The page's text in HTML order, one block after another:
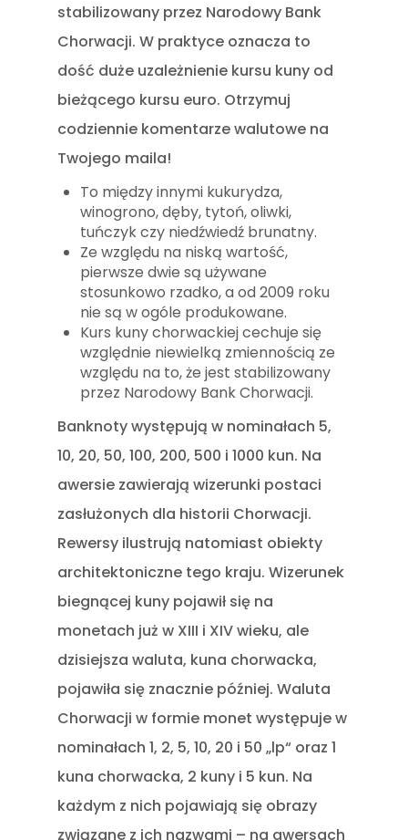
stabilizowany przez Narodowy Bank
Chorwacji. W praktyce oznacza to
dość duże uzależnienie kursu kuny od
bieżącego kursu euro. Otrzymuj
codziennie komentarze walutowe na
Twojego maila!
To między innymi kukurydza,
winogrono, dęby, tytoń, oliwki,
tuńczyk czy niedźwiedź brunatny.
Ze względu na niską wartość,
pierwsze dwie są używane
stosunkowo rzadko, a od 2009 roku
nie są w ogóle produkowane.
Kurs kuny chorwackiej cechuje się
względnie niewielką zmiennością ze
względu na to, że jest stabilizowany
przez Narodowy Bank Chorwacji.
Banknoty występują w nominałach 5,
10, 20, 50, 100, 200, 500 i 1000 kun. Na
awersie zawierają wizerunki postaci
zasłużonych dla historii Chorwacji.
Rewersy ilustrują natomiast obiekty
architektoniczne tego kraju. Wizerunek
biegnącej kuny pojawił się na
monetach już w XIII i XIV wieku, ale
dzisiejsza waluta, kuna chorwacka,
pojawiła się znacznie później. Waluta
Chorwacji w formie monet występuje w
nominałach 1, 2, 5, 10, 20 i 50 „lp“ oraz 1
kuna chorwacka, 2 kuny i 5 kun. Na
każdym z nich pojawiają się obrazy
związane z ich nazwami – na awersach